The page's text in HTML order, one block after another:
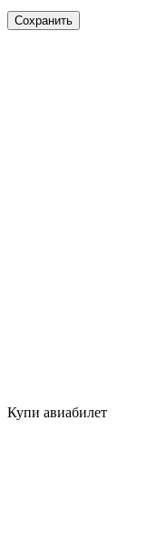
Купи авиабилет